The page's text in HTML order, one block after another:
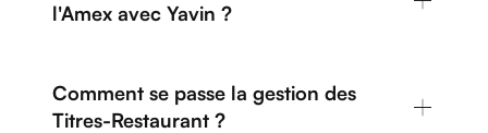
l'Amex avec Yavin ?
Comment se passe la gestion des
Titres-Restaurant ?